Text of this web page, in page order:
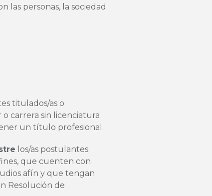
las personas, la sociedad
titulados/as o
carrera sin licenciatura
un título profesional.
los/as postulantes
que cuenten con
afín y que tengan
Resolución de